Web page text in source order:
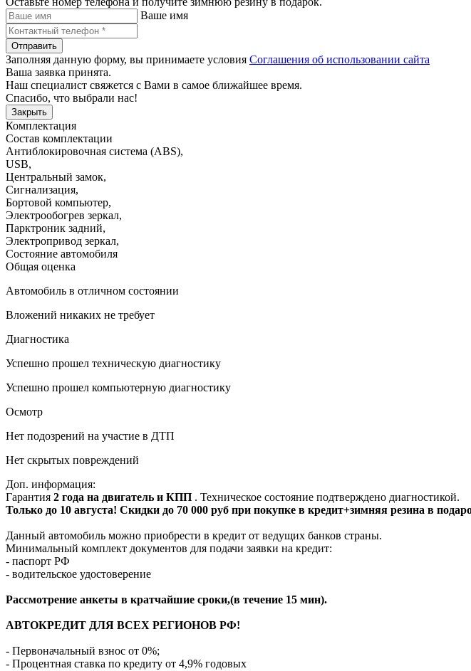
Ваше имя
Отправить
Заполняя данную форму, вы принимаете условия Соглашения об использовании сайта
Ваша заявка принята.
Наш специалист свяжется с Вами в самое ближайшее время.
Спасибо, что выбрали нас!
Закрыть
Комплектация
Состав комплектации
Антиблокировочная система (ABS),
USB,
Центральный замок,
Сигнализация,
Бортовой компьютер,
Электрообогрев зеркал,
Парктроник задний,
Электропривод зеркал,
Состояние автомобиля
Общая оценка
Автомобиль в отличном состоянии
Вложений никаких не требует
Диагностика
Успешно прошел техническую диагностику
Успешно прошел компьютерную диагностику
Осмотр
Нет подозрений на участие в ДТП
Нет скрытых повреждений
Доп. информация:
Гарантия 2 года на двигатель и КПП . Техническое состояние подтверждено диагностикой.
Только до 10 августа! Скидки до 70 000 руб при покупке в кредит+зимняя резина в
Данный автомобиль можно приобрести в кредит от ведущих банков страны.
Минимальный комплект документов для подачи заявки на кредит:
- паспорт РФ
- водительское удостоверение
Рассмотрение анкеты в кратчайшие сроки,(в течение 15 мин).
АВТОКРЕДИТ ДЛЯ ВСЕХ РЕГИОНОВ РФ!
- Первоначальный взнос от 0%;
- Процентная ставка по кредиту от 4,9% годовых